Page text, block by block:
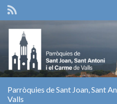
Parròquies de Sant Joan, Sant
Valls